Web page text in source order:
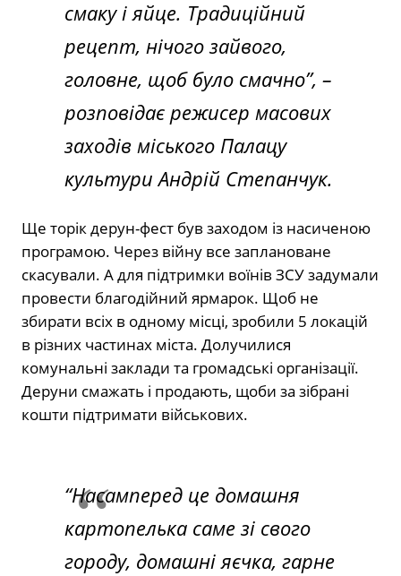
смаку і яйце. Традиційний
рецепт, нічого зайвого,
головне, щоб було смачно”, –
розповідає режисер масових
заходів міського Палацу
культури Андрій Степанчук.
Ще торік дерун-фест був заходом із насиченою
програмою. Через війну все заплановане
скасували. А для підтримки воїнів ЗСУ задумали
провести благодійний ярмарок. Щоб не
збирати всіх в одному місці, зробили 5 локацій
в різних частинах міста. Долучилися
комунальні заклади та громадські організації.
Деруни смажать і продають, щоби за зібрані
кошти підтримати військових.
“Насамперед це домашня
картопелька саме зі свого
городу, домашні яєчка, гарне